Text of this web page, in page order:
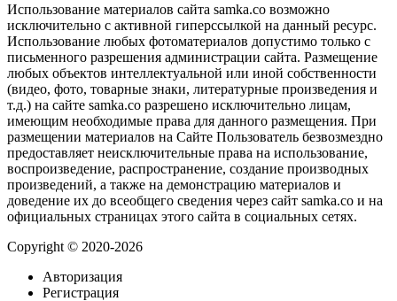
Использование материалов сайта samka.co возможно
исключительно с активной гиперссылкой на данный ресурс.
Использование любых фотоматериалов допустимо только с
письменного разрешения администрации сайта. Размещение
любых объектов интеллектуальной или иной собственности
(видео, фото, товарные знаки, литературные произведения и
т.д.) на сайте samka.co разрешено исключительно лицам,
имеющим необходимые права для данного размещения. При
размещении материалов на Сайте Пользователь безвозмездно
предоставляет неисключительные права на использование,
воспроизведение, распространение, создание производных
произведений, а также на демонстрацию материалов и
доведение их до всеобщего сведения через сайт samka.co и на
официальных страницах этого сайта в социальных сетях.
Copyright © 2020-2026
Авторизация
Регистрация